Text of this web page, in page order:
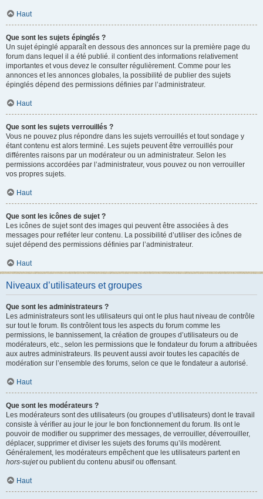
Haut
Que sont les sujets épinglés ?
Un sujet épinglé apparaît en dessous des annonces sur la première page du
forum dans lequel il a été publié. il contient des informations relativement
importantes et vous devez le consulter régulièrement. Comme pour les
annonces et les annonces globales, la possibilité de publier des sujets
épinglés dépend des permissions définies par l’administrateur.
Haut
Que sont les sujets verrouillés ?
Vous ne pouvez plus répondre dans les sujets verrouillés et tout sondage y
étant contenu est alors terminé. Les sujets peuvent être verrouillés pour
différentes raisons par un modérateur ou un administrateur. Selon les
permissions accordées par l’administrateur, vous pouvez ou non verrouiller
vos propres sujets.
Haut
Que sont les icônes de sujet ?
Les icônes de sujet sont des images qui peuvent être associées à des
messages pour refléter leur contenu. La possibilité d’utiliser des icônes de
sujet dépend des permissions définies par l’administrateur.
Haut
Niveaux d’utilisateurs et groupes
Que sont les administrateurs ?
Les administrateurs sont les utilisateurs qui ont le plus haut niveau de contrôle
sur tout le forum. Ils contrôlent tous les aspects du forum comme les
permissions, le bannissement, la création de groupes d’utilisateurs ou de
modérateurs, etc., selon les permissions que le fondateur du forum a attribuées
aux autres administrateurs. Ils peuvent aussi avoir toutes les capacités de
modération sur l’ensemble des forums, selon ce que le fondateur a autorisé.
Haut
Que sont les modérateurs ?
Les modérateurs sont des utilisateurs (ou groupes d’utilisateurs) dont le travail
consiste à vérifier au jour le jour le bon fonctionnement du forum. Ils ont le
pouvoir de modifier ou supprimer des messages, de verrouiller, déverrouiller,
déplacer, supprimer et diviser les sujets des forums qu’ils modèrent.
Généralement, les modérateurs empêchent que les utilisateurs partent en
hors-sujetou publient du contenu abusif ou offensant.
Haut